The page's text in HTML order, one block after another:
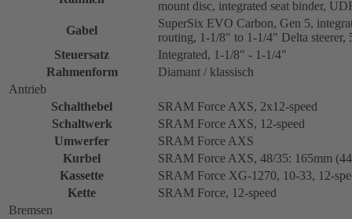
mount disc, integrated seat binder,
Gabel
SuperSix EVO Carbon, Gen 5,
routing, 1-1/8" to 1-1/4" Delta
Steuersatz
Integrated, 1-1/8" - 1-1/4"
Rahmenform
Diamant / klassisch
Antrieb
Schalthebel
SRAM Force AXS, 2x12-speed
Schaltwerk
SRAM Force AXS, 12-speed
Umwerfer
SRAM Force AXS
Kurbel
SRAM Force AXS, 48/35: 165mm
Kassette
SRAM Force XG-1270, 10-33, 12-
Kette
SRAM Force, 12-speed
Bremsen